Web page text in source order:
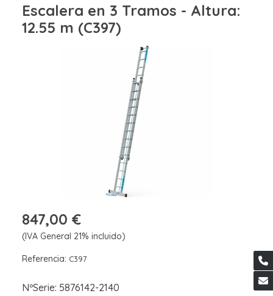
Escalera en 3 Tramos - Altura:
12.55 m (C397)
847,00 €
(IVA General 21% incluido)
Referencia: C397
NºSerie: 5876142-2140